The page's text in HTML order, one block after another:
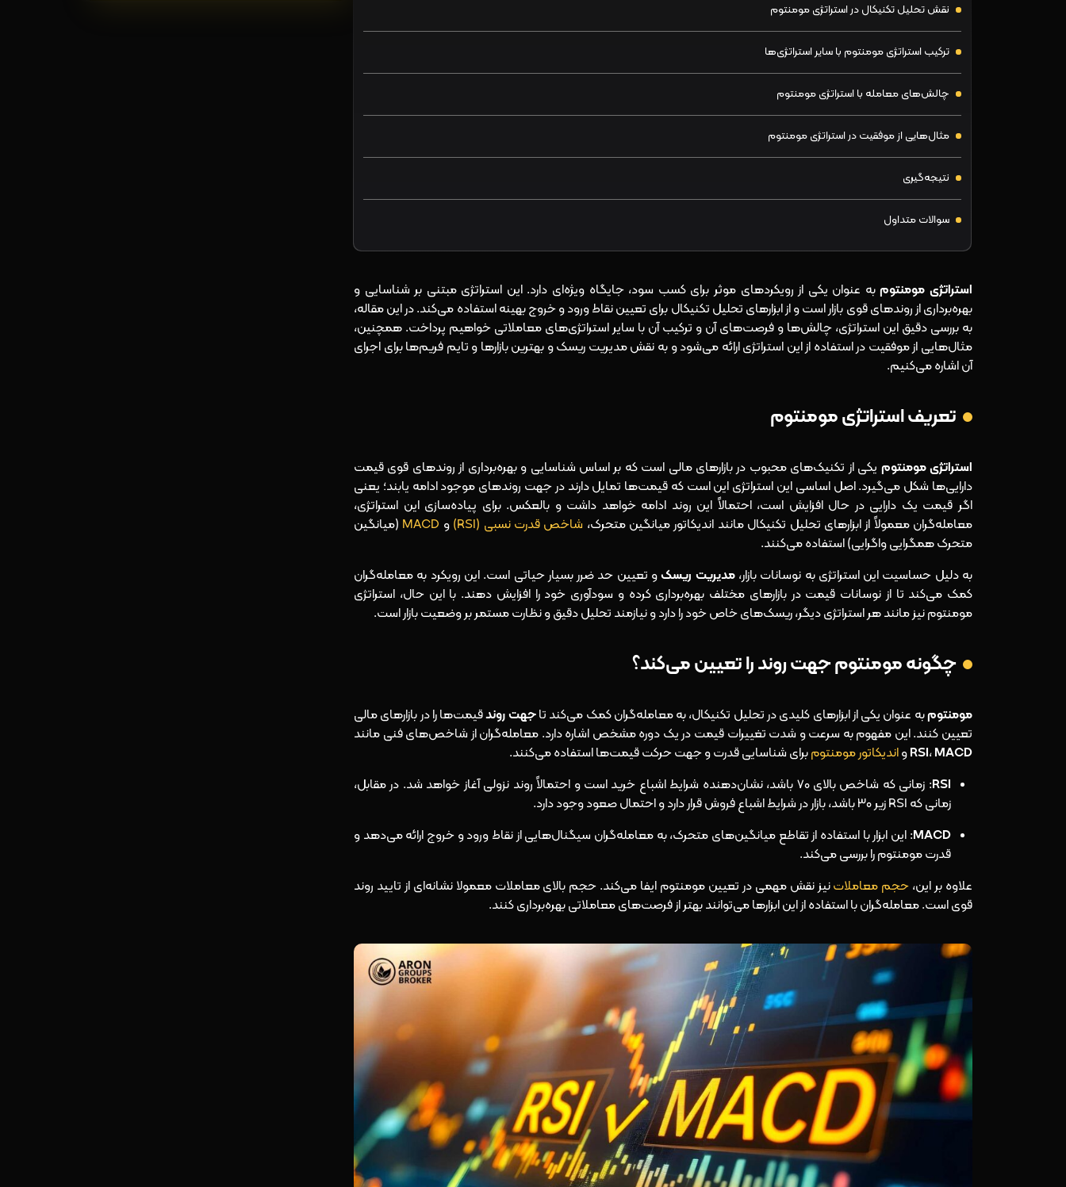
نقش تحلیل تکنیکال در استراتژی مومنتوم
ترکیب استراتژی مومنتوم با سایر استراتژی‌ها
چالش‌های معامله با استراتژی مومنتوم
مثال‌هایی از موفقیت در استراتژی مومنتوم
نتیجه‌گیری
سوالات متداول
استراتژی مومنتومبه عنوان یکی از رویکردهای موثر برای کسب سود، جایگاه ویژه‌ای دارد. این استراتژی مبتنی بر شناسایی و
بهره‌برداری از روندهای قوی بازار است و از ابزارهای تحلیل تکنیکال برای تعیین نقاط ورود و خروج بهینه استفاده می‌کند. در این مقاله،
به بررسی دقیق این استراتژی، چالش‌ها و فرصت‌های آن و ترکیب آن با سایر استراتژی‌های معاملاتی خواهیم پرداخت. همچنین،
مثال‌هایی از موفقیت در استفاده از این استراتژی ارائه می‌شود و به نقش مدیریت ریسک و بهترین بازارها و تایم فریم‌ها برای اجرای
آن اشاره می‌کنیم.
تعریف استراتژی مومنتوم
استراتژی مومنتوم یکی از تکنیک‌های محبوب در بازارهای مالی است که بر اساس شناسایی و بهره‌برداری از روندهای قوی قیمت
دارایی‌ها شکل می‌گیرد. اصل اساسی این استراتژی این است که قیمت‌ها تمایل دارند در جهت روندهای موجود ادامه یابند؛ یعنی
اگر قیمت یک دارایی در حال افزایش است، احتمالاً این روند ادامه خواهد داشت و بالعکس. برای پیاده‌سازی این استراتژی،
معامله‌گران معمولاً از ابزارهای تحلیل تکنیکال مانند اندیکاتور میانگین‌ متحرک، شاخص قدرت نسبی (RSI) و
(میانگین
متحرک همگرایی واگرایی) استفاده می‌کنند.
به دلیل حساسیت این استراتژی به نوسانات بازار،مدیریت ریسکو تعیین حد ضرر بسیار حیاتی است. این رویکرد به معامله‌گران
کمک می‌کند تا از نوسانات قیمت در بازارهای مختلف بهره‌برداری کرده و سودآوری خود را افزایش دهند. با این حال، استراتژی
مومنتوم نیز مانند هر استراتژی دیگر، ریسک‌های خاص خود را دارد و نیازمند تحلیل دقیق و نظارت مستمر بر وضعیت بازار است.
چگونه مومنتوم جهت روند را تعیین می‌کند؟
مومنتومبه عنوان یکی از ابزارهای کلیدی در تحلیل تکنیکال، به معامله‌گران کمک می‌کند تاجهت روندقیمت‌ها را در بازارهای مالی
تعیین کنند. این مفهوم به سرعت و شدت تغییرات قیمت در یک دوره مشخص اشاره دارد. معامله‌گران از شاخص‌های فنی مانند
RSI،MACD واندیکاتور مومنتومبرای شناسایی قدرت و جهت حرکت قیمت‌ها استفاده می‌کنند.
RSI
: زمانی که شاخص بالای ۷۰ باشد، نشان‌دهنده شرایط اشباع خرید است و احتمالاً روند نزولی آغاز خواهد شد. در مقابل،
زمانی که RSI زیر ۳۰ باشد، بازار در شرایط اشباع فروش قرار دارد و احتمال صعود وجود دارد.
MACD: این ابزار با استفاده از تقاطع میانگین‌های متحرک، به معامله‌گران سیگنال‌هایی از نقاط ورود و خروج ارائه می‌دهد و
قدرت مومنتوم را بررسی می‌کند.
علاوه بر این، حجم معاملاتنیز نقش مهمی در تعیین مومنتوم ایفا می‌کند. حجم بالای معاملات معمولا نشانه‌ای از تایید روند
قوی است. معامله‌گران با استفاده از این ابزارها می‌توانند بهتر از فرصت‌های معاملاتی بهره‌برداری کنند.